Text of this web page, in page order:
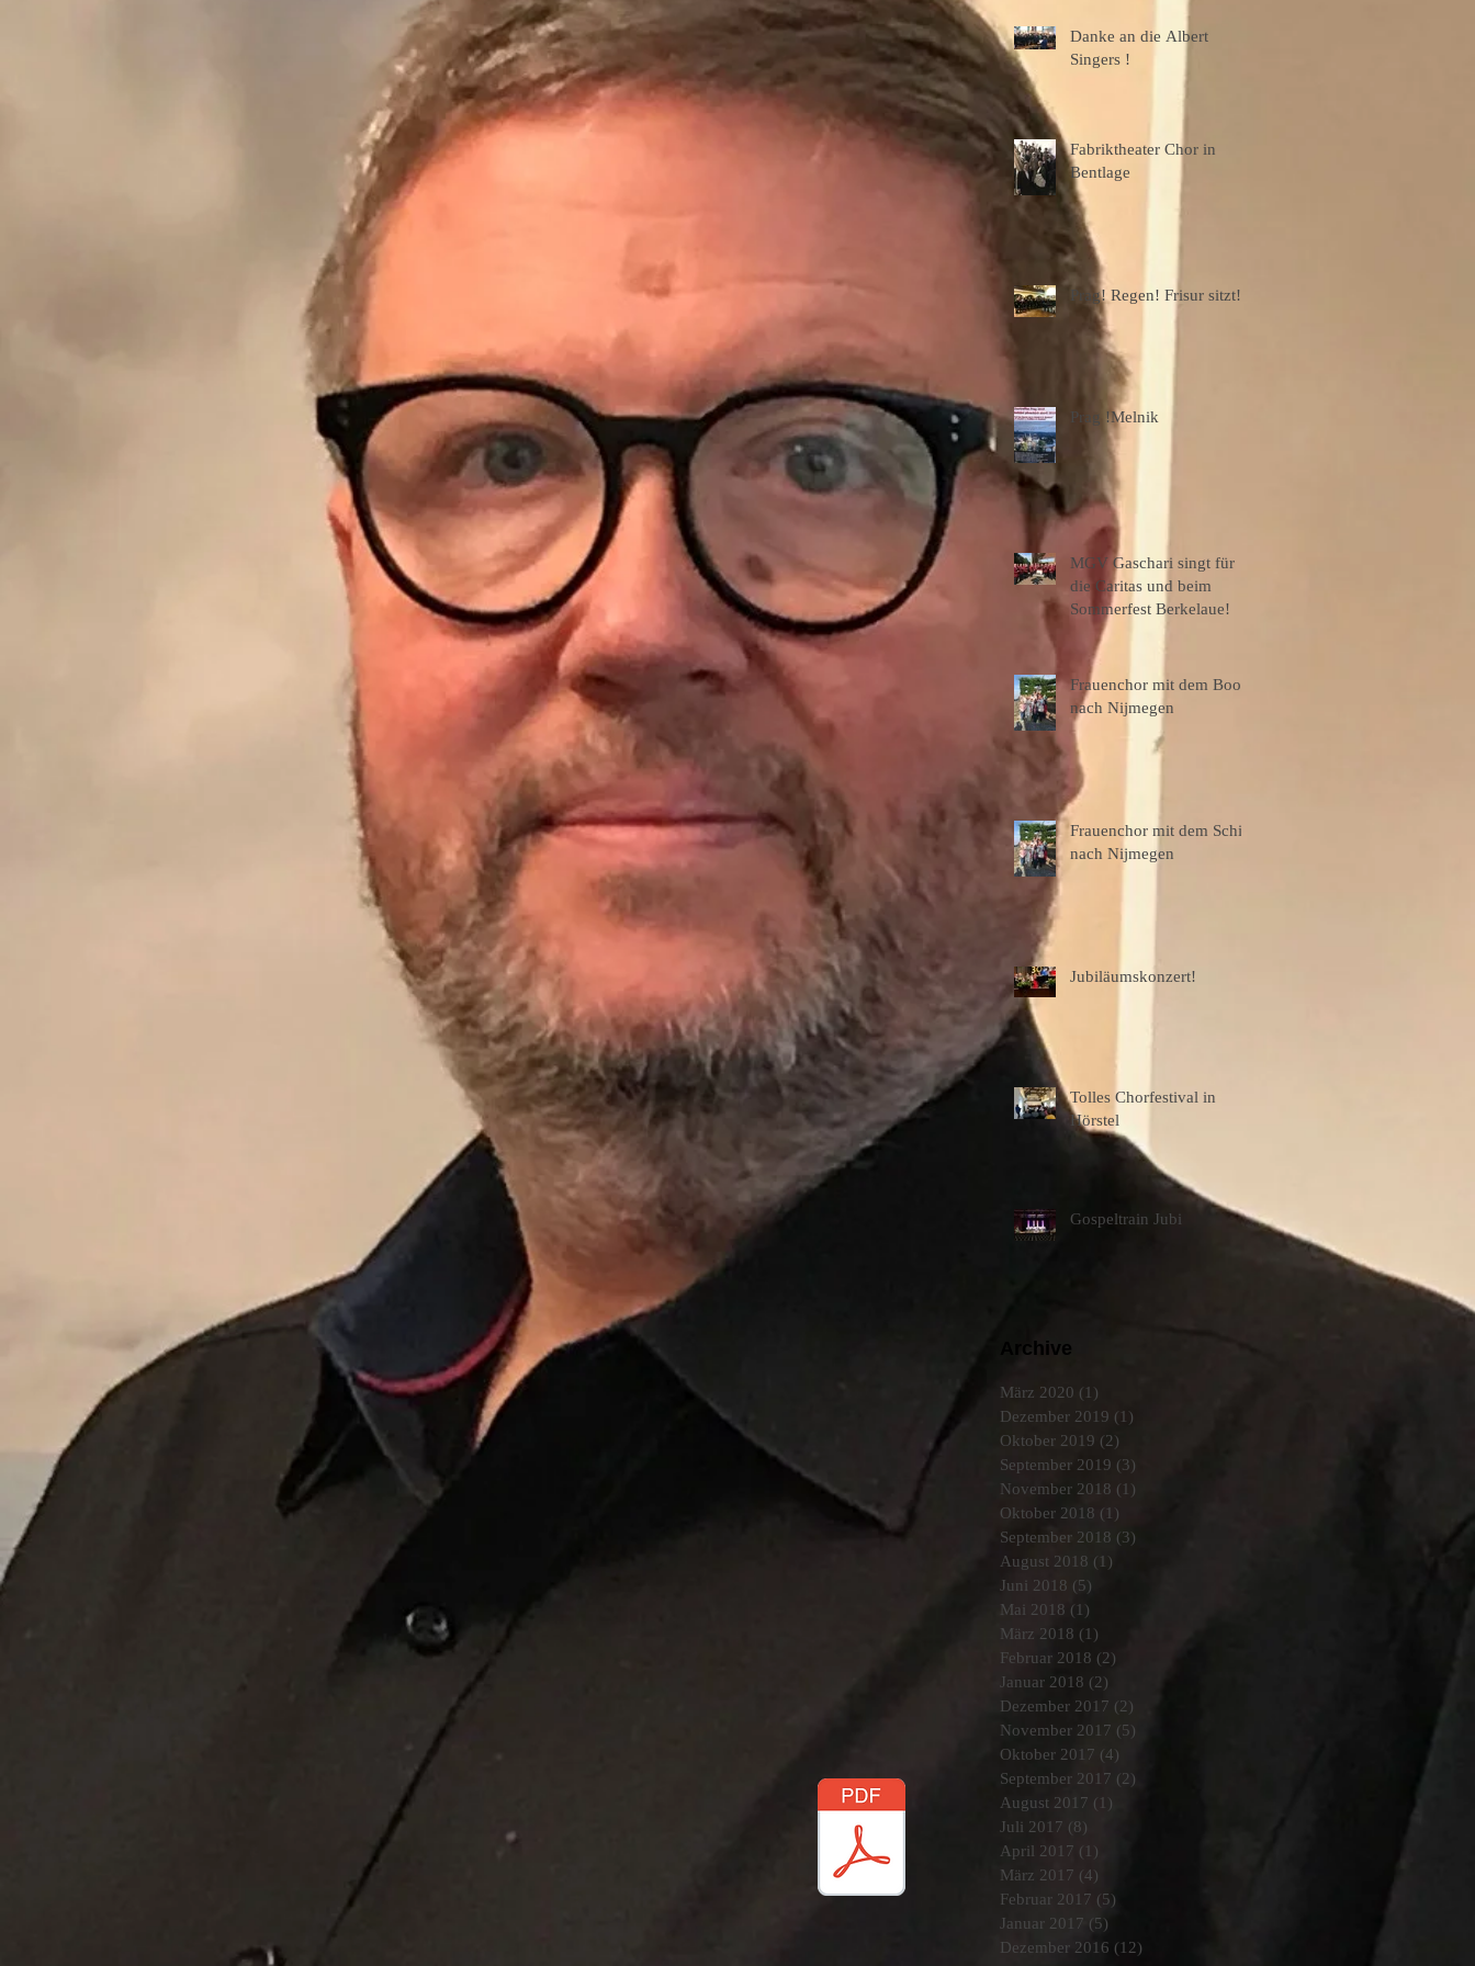
Danke an die Albert
Singers !
Fabriktheater Chor in
Bentlage
Prag! Regen! Frisur sitzt!
Prag !Melnik
MGV Gaschari singt für
die Caritas und beim
Sommerfest Berkelaue!
Frauenchor mit dem Boot
nach Nijmegen
Frauenchor mit dem Schiff
nach Nijmegen
Jubiläumskonzert!
Tolles Chorfestival in
Hörstel
Gospeltrain Jubi
Archive
März 2020 (1)
Dezember 2019 (1)
Oktober 2019 (2)
September 2019 (3)
November 2018 (1)
Oktober 2018 (1)
September 2018 (3)
August 2018 (1)
Juni 2018 (5)
Mai 2018 (1)
März 2018 (1)
Februar 2018 (2)
Januar 2018 (2)
Dezember 2017 (2)
November 2017 (5)
Oktober 2017 (4)
September 2017 (2)
August 2017 (1)
Juli 2017 (8)
April 2017 (1)
März 2017 (4)
Februar 2017 (5)
Januar 2017 (5)
Dezember 2016 (12)